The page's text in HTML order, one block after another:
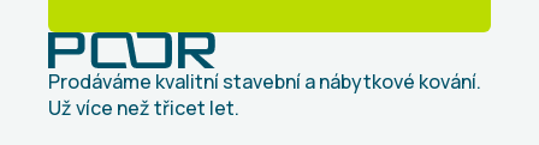
Prodáváme kvalitní stavební a nábytkové kování.
Už více než třicet let.